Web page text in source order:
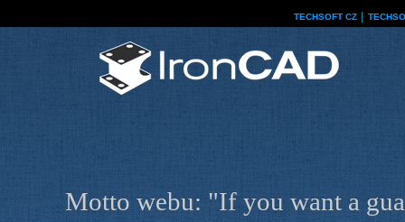
TECHSOFT CZ
Motto webu: "If you want a